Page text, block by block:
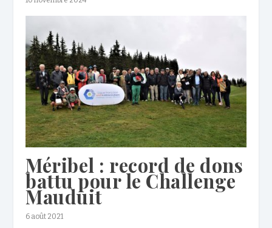
Méribel : record de dons
battu pour le Challenge
Mauduit
6 août 2021